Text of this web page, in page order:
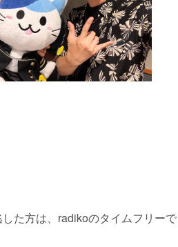
た方は、radikoのタイムフリー